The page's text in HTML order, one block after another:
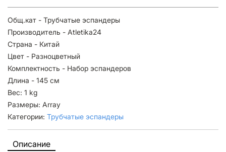
Описание
Общ.кат - Трубчатые эспандеры
Производитель - Atletika24
Страна - Китай
Цвет - Разноцветный
Комплектность - Набор эспандеров
Длина - 145 см
Вес: 1 kg
Размеры: Array
Категории: Трубчатые эспандеры